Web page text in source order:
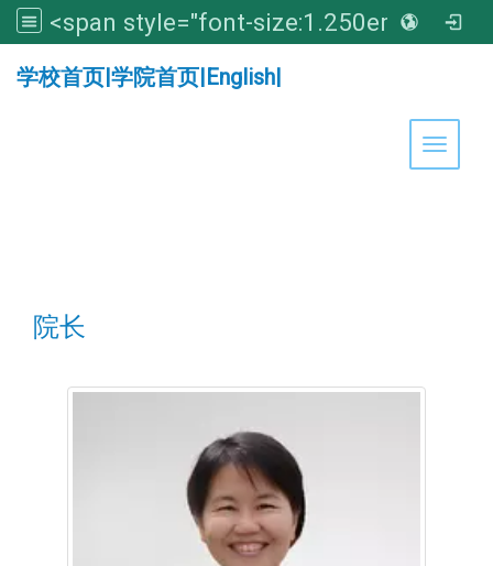
<span style="font-size:1.250em;"><strong>亚洲大学医学暨健康学院</strong></span>
学校首页|学院首页|English|
Toggle
院长